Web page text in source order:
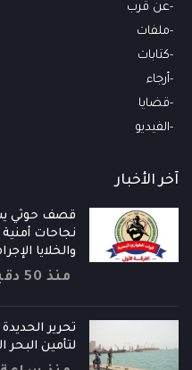
عن قرب
ملفات
كتابات
أرجاء
قضايا
الفيديو
آخر الأخبار
قصف حوثي
نجاحات
والخلايا
منذ 50 دقيقة
تحرير
لتأمين البحر